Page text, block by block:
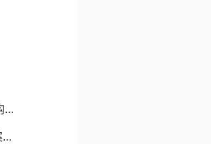
【DTSE Tech Talk 精选问答】NO.71丨0代码智能构建AI Agent——华为云AI原生应用引擎的架构与实践
【DTSE Tech Talk 精选问答】NO.73丨华为云DataArts+DWS助力企业数据治理一站式解决方案及应用实践